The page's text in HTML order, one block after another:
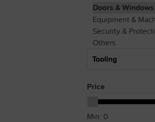
Doors & Windows
Equipment &
Security &
Others
Tooling
Price
Min: 0